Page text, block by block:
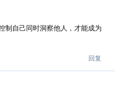
制自己同时洞察他人，才能成为
回复